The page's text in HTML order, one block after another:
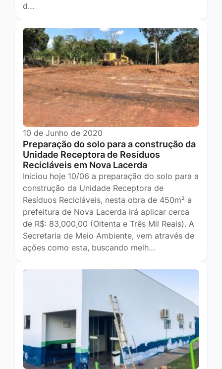
d…
10 de Junho de 2020
Preparação do solo para a construção da
Unidade Receptora de Resíduos
Recicláveis em Nova Lacerda
Iniciou hoje 10/06 a preparação do solo para a
construção da Unidade Receptora de
Resíduos Recicláveis, nesta obra de 450m² a
prefeitura de Nova Lacerda irá aplicar cerca
de R$: 83,000,00 (Oitenta e Três Mil Reais). A
Secretaria de Meio Ambiente, vem através de
ações como esta, buscando melh…